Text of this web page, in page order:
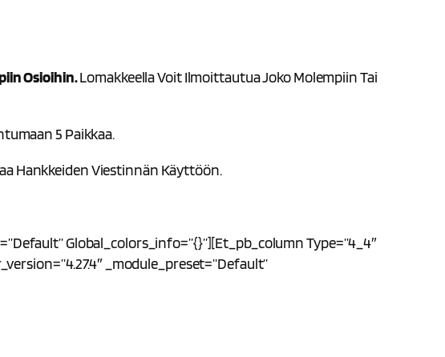
Osioihin.Lomakkeella Voit Ilmoittautua Joko Molempiin Tai
5 Paikkaa.
Hankkeiden Viestinnän Käyttöön.
Global_colors_info=”{}”][et_pb_column Type=”4_4″
_module_preset=”default”